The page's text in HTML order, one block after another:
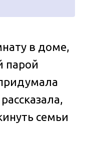
в доме,
парой
семьи